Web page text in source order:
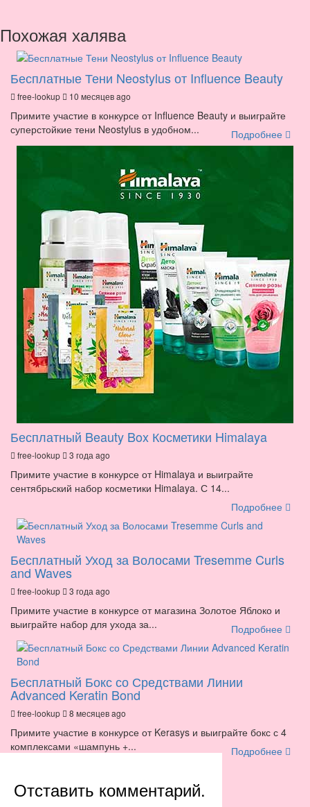
Похожая халява
Бесплатные Тени Neostylus от Influence Beauty
free-lookup 10 месяцев ago
Примите участие в конкурсе от Influence Beauty и выиграйте
суперстойкие тени Neostylus в удобном...
Подробнее
Бесплатный Beauty Box Косметики Himalaya
free-lookup 3 года ago
Примите участие в конкурсе от Himalaya и выиграйте
сентябрьский набор косметики Himalaya. С 14...
Подробнее
Бесплатный Уход за Волосами Tresemme Curls
and Waves
free-lookup 3 года ago
Примите участие в конкурсе от магазина Золотое Яблоко и
выиграйте набор для ухода за...
Подробнее
Бесплатный Бокс со Средствами Линии
Advanced Keratin Bond
free-lookup 8 месяцев ago
Примите участие в конкурсе от Kerasys и выиграйте бокс с 4
комплексами «шампунь +...
Подробнее
Отставить комментарий.